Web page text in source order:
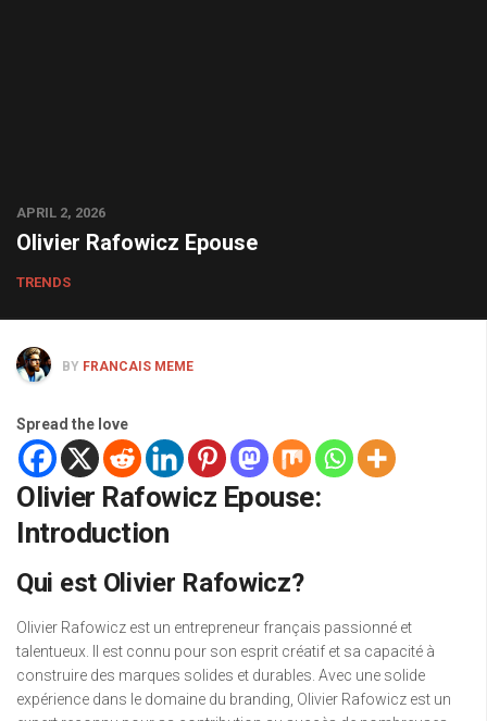
APRIL 2, 2026
Olivier Rafowicz Epouse
TRENDS
BY FRANCAIS MEME
Spread the love
Olivier Rafowicz Epouse:
Introduction
Qui est Olivier Rafowicz?
Olivier Rafowicz est un entrepreneur français passionné et
talentueux. Il est connu pour son esprit créatif et sa capacité à
construire des marques solides et durables. Avec une solide
expérience dans le domaine du branding, Olivier Rafowicz est un